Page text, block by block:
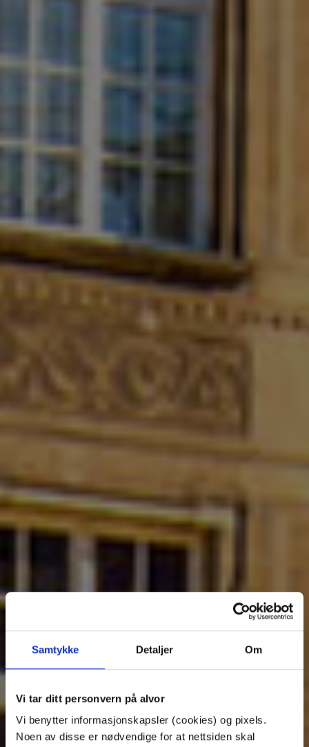
Samtykke Detaljer Om
Vi tar ditt personvern på alvor
Vi benytter informasjonskapsler (cookies) og pixels.
Noen av disse er nødvendige for at nettsiden skal
M T O T F L S
Fly direkte fra TORP til Gdansk, som sammen med
Sopot og Gdynia utgjør det de kaller Trippelbyen.
Trippelbyen i Polen er en weekend-vinner for